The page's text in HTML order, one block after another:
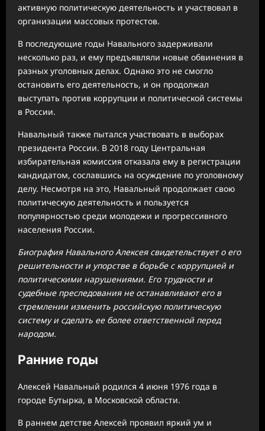
активную политическую деятельность и участвовал в
организации массовых протестов.
В последующие годы Навального задерживали
несколько раз, и ему предъявляли новые обвинения в
разных уголовных делах. Однако это не смогло
остановить его деятельность, и он продолжал
выступать против коррупции и политической системы
в России.
Навальный также пытался участвовать в выборах
президента России. В 2018 году Центральная
избирательная комиссия отказала ему в регистрации
кандидатом, сославшись на осуждение по уголовному
делу. Несмотря на это, Навальный продолжает свою
политическую деятельность и пользуется
популярностью среди молодежи и прогрессивного
населения России.
Биография Навального Алексея свидетельствует о его
решительности и упорстве в борьбе с коррупцией и
политическими нарушениями. Его трудности и
судебные преследования не останавливают его в
стремлении изменить российскую политическую
систему и сделать ее более ответственной перед
народом.
Ранние годы
Алексей Навальный родился 4 июня 1976 года в
городе Бутырка, в Московской области.
В раннем детстве Алексей проявил яркий ум и